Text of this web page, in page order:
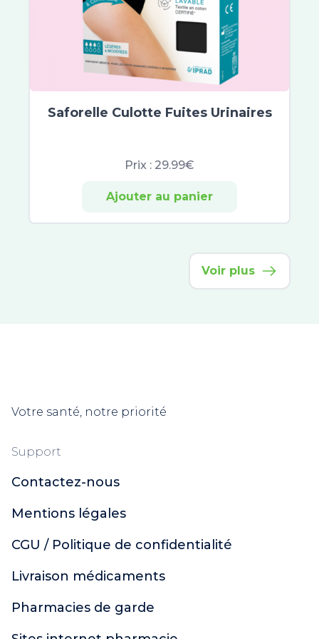
XeraCalm
Bepanthen
Atoderm
Cicabio
Bayer
CicaManuka
Effaclar
Melascreen
MKL Green Nature
Scholl
Topialyse
Urgo Filmogel
Urgo
Excilor
Saforelle Culotte Fuites Urinaires
Prix : 29.99€
Ajouter au panier
Voir plus
Votre santé, notre priorité
Support
Contactez-nous
Mentions légales
CGU / Politique de confidentialité
Livraison médicaments
Pharmacies de garde